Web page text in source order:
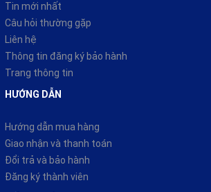
Tin mới nhất
Câu hỏi thường gặp
Liên hệ
Thông tin đăng ký bảo hành
Trang thông tin
HƯỚNG DẪN
Hướng dẫn mua hàng
Giao nhận và thanh toán
Đổi trả và bảo hành
Đăng ký thành viên